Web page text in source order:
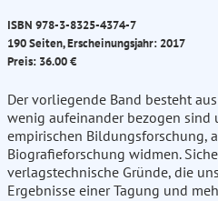
ISBN 978-3-8325-4374-7
190 Seiten, Erscheinungsjahr: 2017
Preis: 36.00 €
Der vorliegende Band besteht
wenig aufeinander bezogen sind
empirischen Bildungsforschung,
Biografieforschung widmen.
verlagstechnische Gründe, die
Ergebnisse einer Tagung und